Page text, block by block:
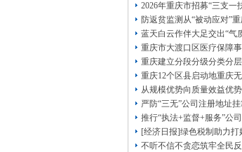
2026年重庆市招募“三支一
防返贫监测从“被动应对”
蓝天白云作伴大足交出“气
重庆市大渡口区医疗保障
重庆建立分段分级分类分
重庆12个区县启动地重庆
从规模优势向质量效益优
严防“三无”公司注册地址
推行“执法+监督+服务”公
[经济日报]绿色税制助力打
不听不信不贪恋筑牢全民